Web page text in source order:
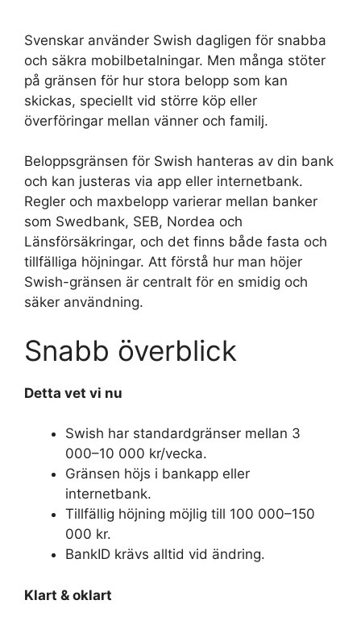
Svenskar använder Swish dagligen för snabba
och säkra mobilbetalningar. Men många stöter
på gränsen för hur stora belopp som kan
skickas, speciellt vid större köp eller
överföringar mellan vänner och familj.
Beloppsgränsen för Swish hanteras av din bank
och kan justeras via app eller internetbank.
Regler och maxbelopp varierar mellan banker
som Swedbank, SEB, Nordea och
Länsförsäkringar, och det finns både fasta och
tillfälliga höjningar. Att förstå hur man höjer
Swish-gränsen är centralt för en smidig och
säker användning.
Snabb överblick
Detta vet vi nu
Swish har standardgränser mellan 3
000–10 000 kr/vecka.
Gränsen höjs i bankapp eller
internetbank.
Tillfällig höjning möjlig till 100 000–150
000 kr.
BankID krävs alltid vid ändring.
Klart & oklart